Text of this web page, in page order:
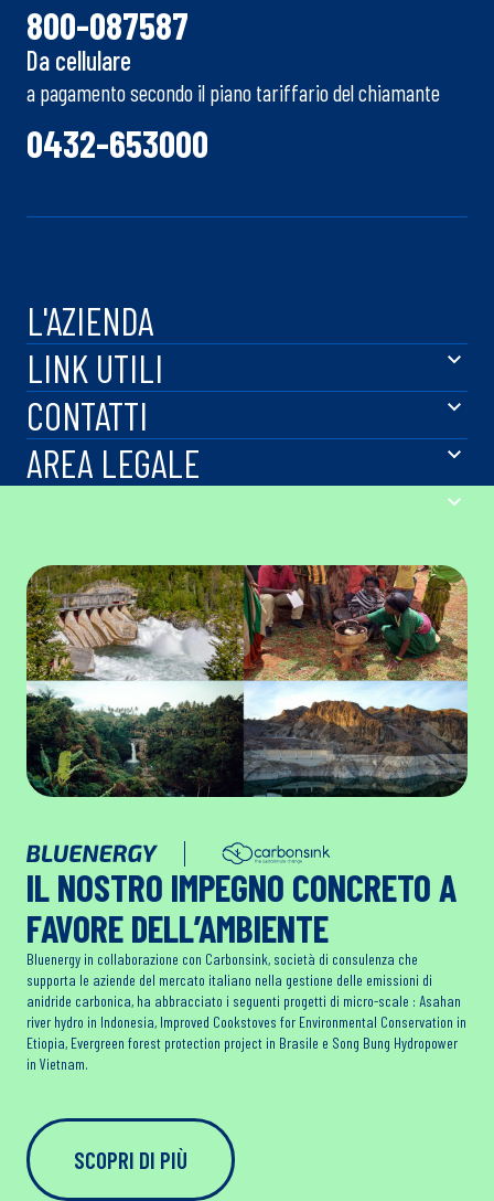
800-087587
Da cellulare
a pagamento secondo il piano tariffario del chiamante
0432-653000
L'AZIENDA
LINK UTILI
CONTATTI
AREA LEGALE
IL NOSTRO IMPEGNO CONCRETO A
FAVORE DELL’AMBIENTE
Bluenergy in collaborazione con Carbonsink, società di consulenza che
supporta le aziende del mercato italiano nella gestione delle emissioni di
anidride carbonica, ha abbracciato i seguenti progetti di micro-scale : Asahan
river hydro in Indonesia, Improved Cookstoves for Environmental Conservation in
Etiopia, Evergreen forest protection project in Brasile e Song Bung Hydropower
in Vietnam.
SCOPRI DI PIÙ